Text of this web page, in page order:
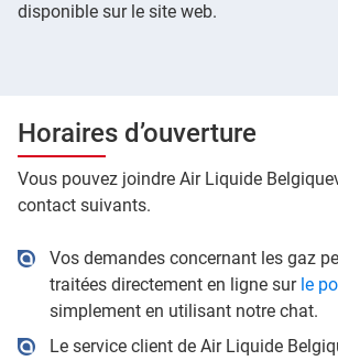
disponible sur le site web.
Horaires d’ouverture
Vous pouvez joindre Air Liquide
contact suivants.
Vos demandes concernant les gaz
traitées directement en ligne sur le
simplement en utilisant notre chat.
Le service client de Air Liquide